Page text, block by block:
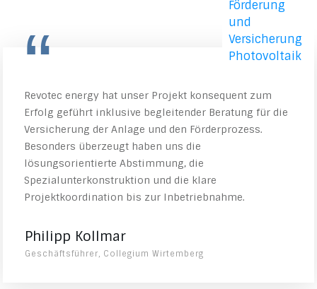
“
Revotec energy hat unser Projekt konsequent zum
Erfolg geführt inklusive begleitender Beratung für die
Versicherung der Anlage und den Förderprozess.
Besonders überzeugt haben uns die
lösungsorientierte Abstimmung, die
Spezialunterkonstruktion und die klare
Projektkoordination bis zur Inbetriebnahme.
Philipp Kollmar
Geschäftsführer, Collegium Wirtemberg